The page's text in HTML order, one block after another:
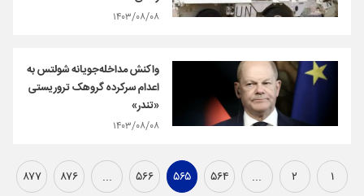
۱۴۰۳/۰۸/۰۸
واکنش مداخله‌جویانه شولتس به
اعدام سرکرده گروهک تروریستی
«تندر»
۱۴۰۳/۰۸/۰۸
۱ ۲ ... ۵۶۴ ۵۶۵ ۵۶۶ ... ۸۷۶ ۸۷۷